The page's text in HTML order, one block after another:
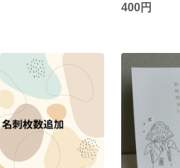
400円